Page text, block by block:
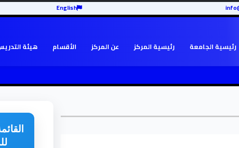
English
رئيسية الجامعة رئيسية المركز عن المركز الأقسام هيئة